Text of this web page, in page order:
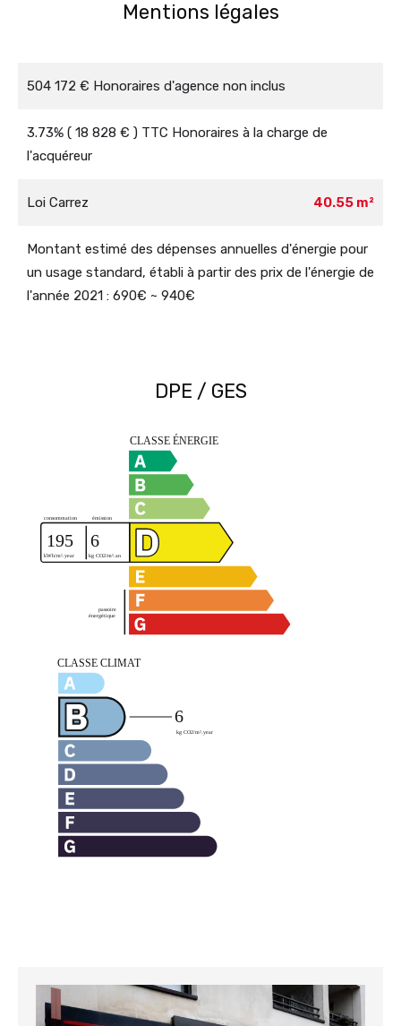
Mentions légales
504 172 € Honoraires d'agence non inclus
3.73% ( 18 828 € ) TTC Honoraires à la charge de
l'acquéreur
Loi Carrez 40.55 m²
Montant estimé des dépenses annuelles d'énergie pour
un usage standard, établi à partir des prix de l'énergie de
l'année 2021 : 690€ ~ 940€
DPE / GES